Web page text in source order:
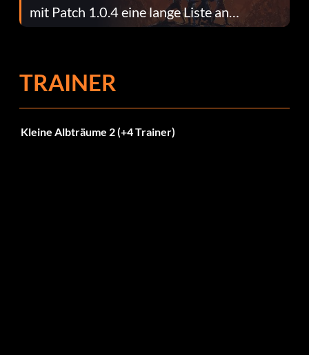
mit Patch 1.0.4 eine lange Liste an
Fehlerbehebungen
TRAINER
Kleine Albträume 2 (+4 Trainer)